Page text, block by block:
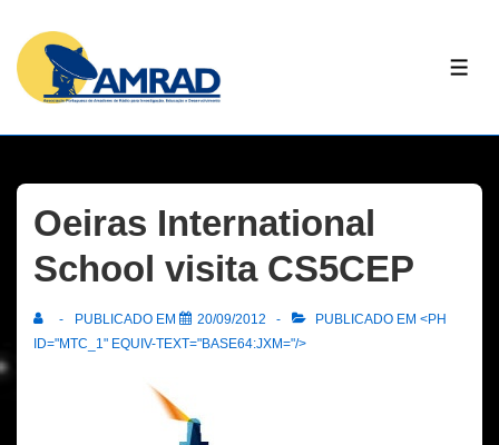
Skip
Content
Oeiras International
School visita CS5CEP
PUBLICADO EM 20/09/2012
PUBLICADO EM <PH
ID="MTC_1" EQUIV-TEXT="BASE64:JXM="/>